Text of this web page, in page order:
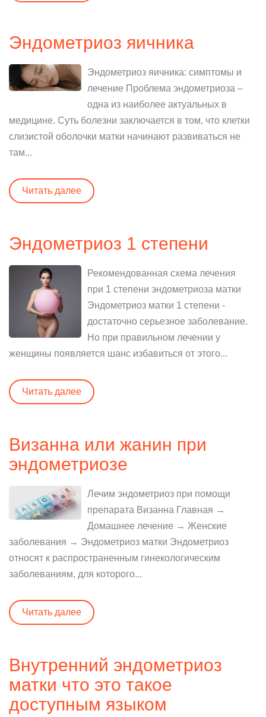
Эндометриоз яичника
Эндометриоз яичника: симптомы и
лечение Проблема эндометриоза –
одна из наиболее актуальных в
медицине. Суть болезни заключается в том, что клетки
слизистой оболочки матки начинают развиваться не
там...
Читать далее
Эндометриоз 1 степени
Рекомендованная схема лечения
при 1 степени эндометриоза матки
Эндометриоз матки 1 степени -
достаточно серьезное заболевание.
Но при правильном лечении у
женщины появляется шанс избавиться от этого...
Читать далее
Визанна или жанин при
эндометриозе
Лечим эндометриоз при помощи
препарата Визанна Главная →
Домашнее лечение → Женские
заболевания → Эндометриоз матки Эндометриоз
относят к распространенным гинекологическим
заболеваниям, для которого...
Читать далее
Внутренний эндометриоз
матки что это такое
доступным языком